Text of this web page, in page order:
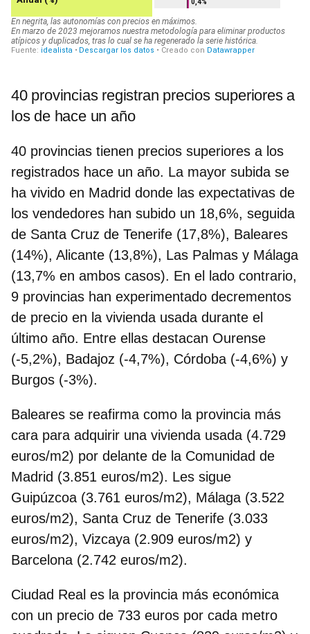
40 provincias registran precios superiores a
los de hace un año
40 provincias tienen precios superiores a los
registrados hace un año. La mayor subida se
ha vivido en Madrid donde las expectativas de
los vendedores han subido un 18,6%, seguida
de Santa Cruz de Tenerife (17,8%), Baleares
(14%), Alicante (13,8%), Las Palmas y Málaga
(13,7% en ambos casos). En el lado contrario,
9 provincias han experimentado decrementos
de precio en la vivienda usada durante el
último año. Entre ellas destacan Ourense
(-5,2%), Badajoz (-4,7%), Córdoba (-4,6%) y
Burgos (-3%).
Baleares se reafirma como la provincia más
cara para adquirir una vivienda usada (4.729
euros/m2) por delante de la Comunidad de
Madrid (3.851 euros/m2). Les sigue
Guipúzcoa (3.761 euros/m2), Málaga (3.522
euros/m2), Santa Cruz de Tenerife (3.033
euros/m2), Vizcaya (2.909 euros/m2) y
Barcelona (2.742 euros/m2).
Ciudad Real es la provincia más económica
con un precio de 733 euros por cada metro